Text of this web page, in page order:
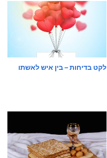
לקט בדיחות – בין איש לאשתו